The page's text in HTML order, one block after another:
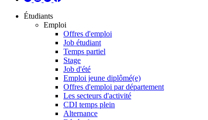
Étudiants
Emploi
Offres d'emploi
Job étudiant
Temps partiel
Stage
Job d'été
Emploi jeune diplômé(e)
Offres d'emploi par département
Les secteurs d'activité
CDI temps plein
Alternance